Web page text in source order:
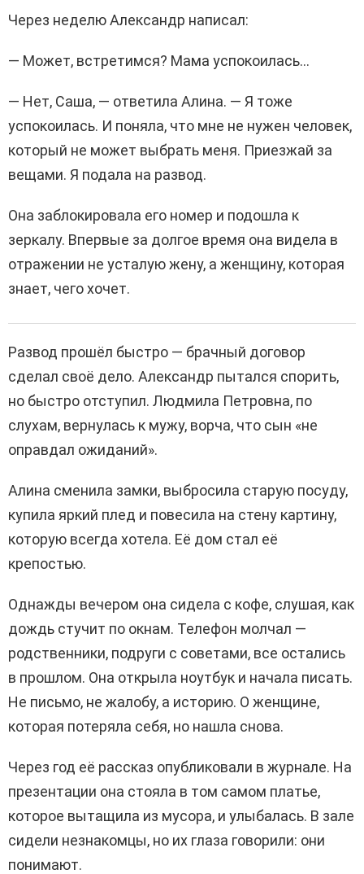
Через неделю Александр написал:
— Может, встретимся? Мама успокоилась…
— Нет, Саша, — ответила Алина. — Я тоже
успокоилась. И поняла, что мне не нужен человек,
который не может выбрать меня. Приезжай за
вещами. Я подала на развод.
Она заблокировала его номер и подошла к
зеркалу. Впервые за долгое время она видела в
отражении не усталую жену, а женщину, которая
знает, чего хочет.
Развод прошёл быстро — брачный договор
сделал своё дело. Александр пытался спорить,
но быстро отступил. Людмила Петровна, по
слухам, вернулась к мужу, ворча, что сын «не
оправдал ожиданий».
Алина сменила замки, выбросила старую посуду,
купила яркий плед и повесила на стену картину,
которую всегда хотела. Её дом стал её
крепостью.
Однажды вечером она сидела с кофе, слушая, как
дождь стучит по окнам. Телефон молчал —
родственники, подруги с советами, все остались
в прошлом. Она открыла ноутбук и начала писать.
Не письмо, не жалобу, а историю. О женщине,
которая потеряла себя, но нашла снова.
Через год её рассказ опубликовали в журнале. На
презентации она стояла в том самом платье,
которое вытащила из мусора, и улыбалась. В зале
сидели незнакомцы, но их глаза говорили: они
понимают.